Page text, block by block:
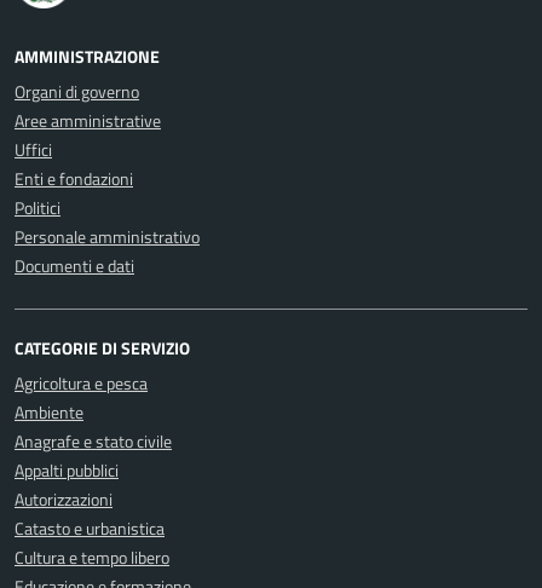
AMMINISTRAZIONE
Organi di governo
Aree amministrative
Uffici
Enti e fondazioni
Politici
Personale amministrativo
Documenti e dati
CATEGORIE DI SERVIZIO
Agricoltura e pesca
Ambiente
Anagrafe e stato civile
Appalti pubblici
Autorizzazioni
Catasto e urbanistica
Cultura e tempo libero